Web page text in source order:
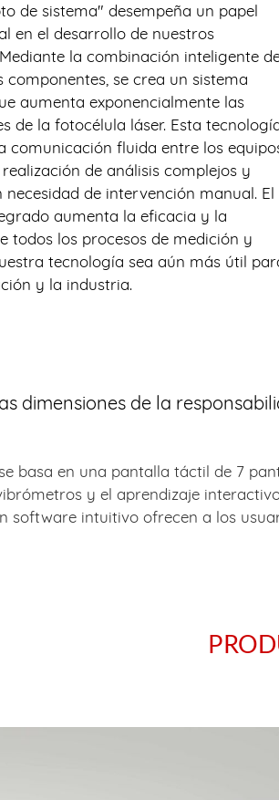
de sistema" desempeña un papel
en el desarrollo de nuestros
la combinación inteligente
componentes, se crea un sistema
aumenta exponencialmente las
de la fotocélula láser. Esta
comunicación fluida entre los
de análisis complejos y
necesidad de intervención manual. El
aumenta la eficacia y la
todos los procesos de medición y
tecnología sea aún más útil
y la industria.
dimensiones de la
basa en una pantalla táctil de 7
y el aprendizaje
software intuitivo ofrecen a los